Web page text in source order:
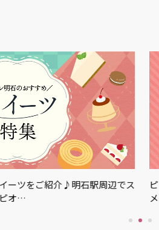
紹介♪明石駅周辺でス
ピオレ明
メニュー